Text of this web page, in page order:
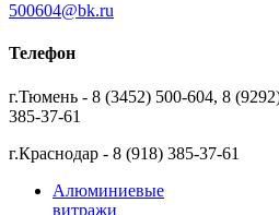
500604@bk.ru
Телефон
г.Тюмень - 8 (3452) 500-604, 8
385-37-61
г.Краснодар - 8 (918) 385-37-61
Алюминиевые
витражи